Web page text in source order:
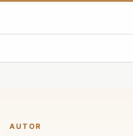
AUTOR